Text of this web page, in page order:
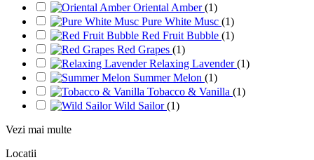
Oriental Amber(1)
Pure White Musc (1)
Red Fruit Bubble (1)
Red Grapes (1)
Relaxing Lavender(1)
Summer Melon (1)
Tobacco & Vanilla (1)
Wild Sailor(1)
Vezi mai multe
Locatii